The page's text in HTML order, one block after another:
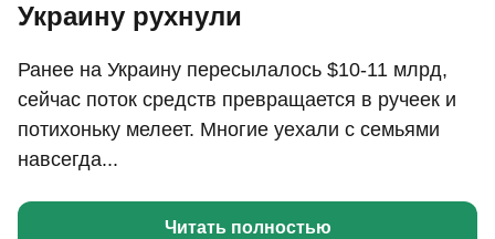
Украину рухнули
Ранее на Украину пересылалось $10-11 млрд,
сейчас поток средств превращается в ручеек и
потихоньку мелеет. Многие уехали с семьями
навсегда...
Читать полностью